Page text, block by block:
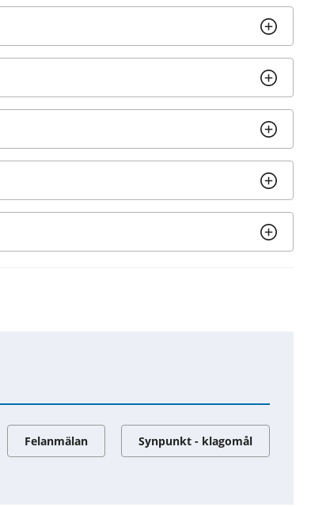
Felanmälan Synpunkt - klagomål